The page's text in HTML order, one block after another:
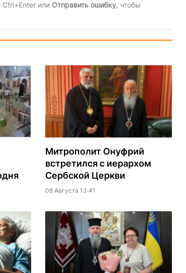
или Отправить ошибку, чтобы
Митрополит Онуфрий
встретился с иерархом
Сербской Церкви
08 Августа 13:41